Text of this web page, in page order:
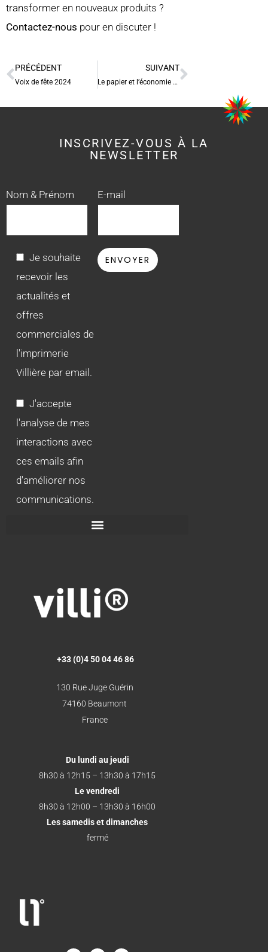
transformer en nouveaux produits ?
Contactez-nous pour en discuter !
PRÉCÉDENT
Voix de fête 2024
SUIVANT
Le papier et l’économie circulaire
INSCRIVEZ-VOUS À LA
NEWSLETTER
Nom & Prénom E-mail
Je souhaite
recevoir les
actualités et
offres
commerciales de
l'imprimerie
Villière par email.
J'accepte
l'analyse de mes
interactions avec
ces emails afin
d'améliorer nos
communications.
+33 (0)4 50 04 46 86
130 Rue Juge Guérin
74160 Beaumont
France
Du lundi au jeudi
8h30 à 12h15 – 13h30 à 17h15
Le vendredi
8h30 à 12h00 – 13h30 à 16h00
Les samedis et dimanches
fermé